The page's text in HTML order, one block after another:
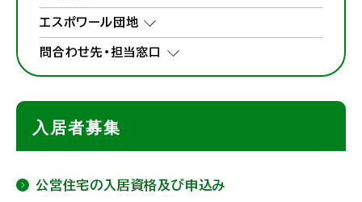
エスポワール団地
問合わせ先・担当窓口
入居者募集
公営住宅の入居資格及び申込み